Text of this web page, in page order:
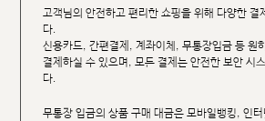
고객님의 안전하고 편리한 쇼핑을 위해 다양한 결
다.
신용카드, 간편결제, 계좌이체, 무통장입금 등 원
결제하실 수 있으며, 모든 결제는 안전한 보안 시
다.
무통장 입금의 상품 구매 대금은 모바일뱅킹, 인